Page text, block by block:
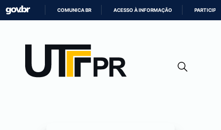
CONTEÚDO
COMUNICA BR ACESSO À INFORMAÇÃO PARTICIPE